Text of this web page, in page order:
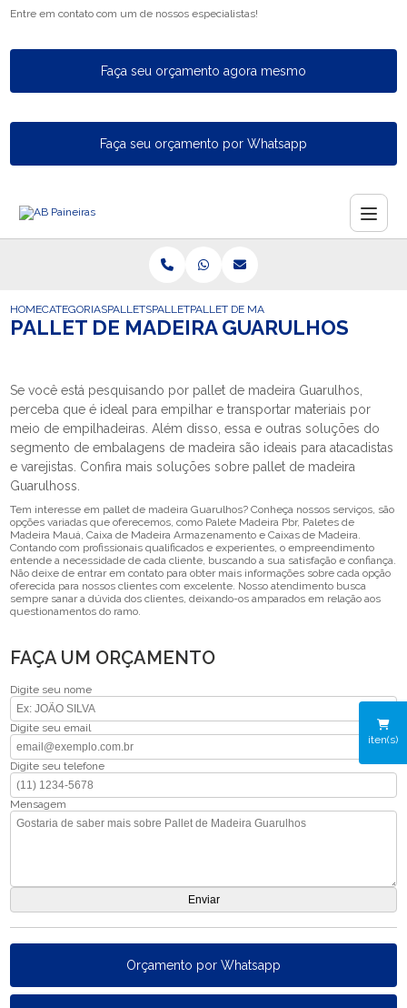
Entre em contato com um de nossos especialistas!
Faça seu orçamento agora mesmo
Faça seu orçamento por Whatsapp
iten(s)
HOMECATEGORIASPALLETSPALLETPALLET DE MADEIRA GUARULHOS
PALLET DE MADEIRA GUARULHOS
Se você está pesquisando por pallet de madeira Guarulhos,
perceba que é ideal para empilhar e transportar materiais por
meio de empilhadeiras. Além disso, essa e outras soluções do
segmento de embalagens de madeira são ideais para atacadistas
e varejistas. Confira mais soluções sobre pallet de madeira
Guarulhoss.
Tem interesse em pallet de madeira Guarulhos? Conheça nossos serviços, são
opções variadas que oferecemos, como Palete Madeira Pbr, Paletes de
Madeira Mauá, Caixa de Madeira Armazenamento e Caixas de Madeira.
Contando com profissionais qualificados e experientes, o empreendimento
entende a necessidade de cada cliente, buscando a sua satisfação e confiança.
Não deixe de entrar em contato para obter mais informações sobre cada opção
oferecida para nossos clientes com excelente. Nosso atendimento busca
sempre sanar a dúvida dos clientes, deixando-os amparados em relação aos
questionamentos do ramo.
FAÇA UM ORÇAMENTO
Digite seu nome
Digite seu email
Digite seu telefone
Mensagem
Orçamento por Whatsapp